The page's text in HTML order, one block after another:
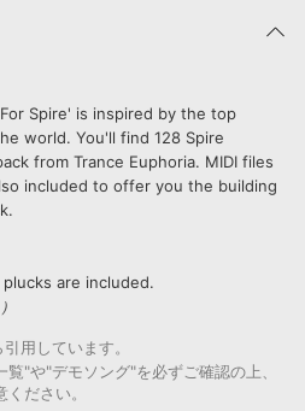
Spire' is inspired by the top
world. You'll find 128 Spire
from Trance Euphoria. MIDI files
included to offer you the building
are included.
用しています。
"や"デモソング"を必ずご確認の上、
ださい。